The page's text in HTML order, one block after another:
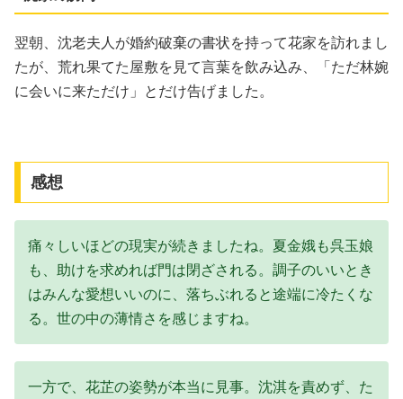
翌朝、沈老夫人が婚約破棄の書状を持って花家を訪れまし
たが、荒れ果てた屋敷を見て言葉を飲み込み、「ただ林婉
に会いに来ただけ」とだけ告げました。
感想
痛々しいほどの現実が続きましたね。夏金娥も呉玉娘
も、助けを求めれば門は閉ざされる。調子のいいとき
はみんな愛想いいのに、落ちぶれると途端に冷たくな
る。世の中の薄情さを感じますね。
一方で、花芷の姿勢が本当に見事。沈淇を責めず、た